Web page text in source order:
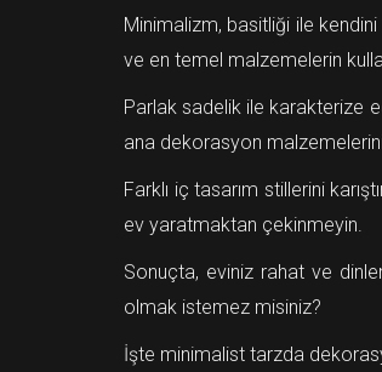
Minimalizm, basitliği ile
ve en temel malzemelerin
Parlak sadelik ile karakterize
ana dekorasyon
Farklı iç tasarım stillerini
ev yaratmaktan çekinmeyin.
Sonuçta, eviniz rahat ve
olmak istemez misiniz?
İşte minimalist tarzda